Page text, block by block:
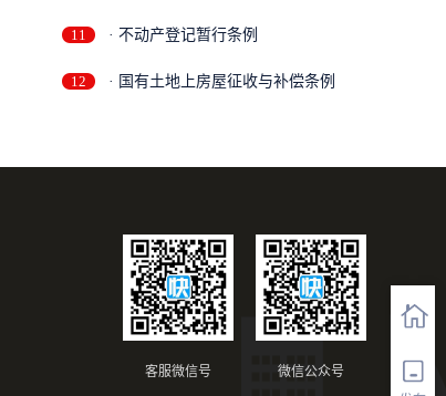
11 · 不动产登记暂行条例
12 · 国有土地上房屋征收与补偿条例
微信公众号
客服微信号